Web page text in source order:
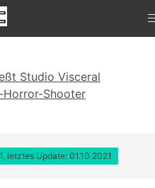
Studio Visceral
Horror-Shooter
letztes Update: 01.10.2021